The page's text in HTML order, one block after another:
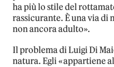
ha più lo stile del
rassicurante. È una via di
non ancora adulto».
Il problema di Luigi Di
natura. Egli «appartiene